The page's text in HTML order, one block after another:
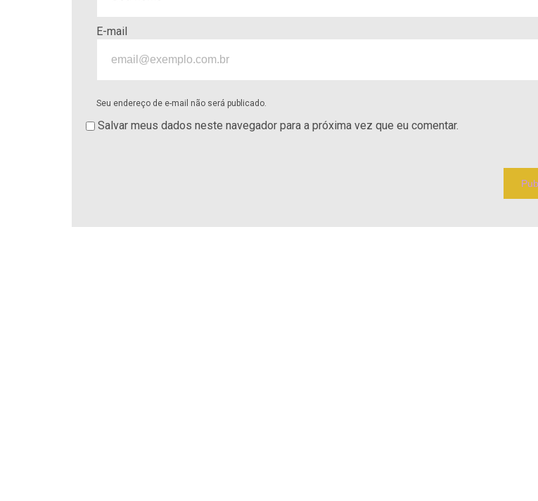
E-mail
Seu endereço de e-mail não será publicado.
Salvar meus dados neste navegador para a próxima vez que eu comentar.